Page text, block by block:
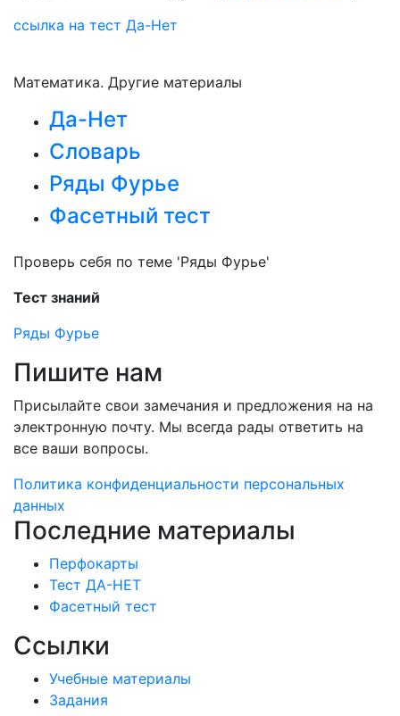
ссылка на тест Да-Нет
Математика. Другие материалы
Да-Нет
Словарь
Ряды Фурье
Фасетный тест
Проверь себя по теме 'Ряды Фурье'
Тест знаний
Ряды Фурье
Пишите нам
Присылайте свои замечания и предложения на на
электронную почту. Мы всегда рады ответить на
все ваши вопросы.
Политика конфиденциальности персональных
данных
Последние материалы
Перфокарты
Тест ДА-НЕТ
Фасетный тест
Ссылки
Учебные материалы
Задания